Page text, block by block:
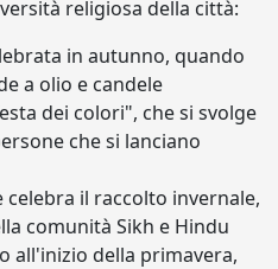
religiosa della città:
in autunno, quando
a olio e candele
dei colori", che si svolge
che si lanciano
il raccolto invernale,
comunità Sikh e Hindu
all'inizio della primavera,